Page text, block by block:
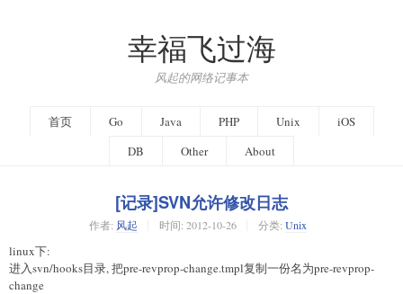
幸福飞过海
风起的网络记事本
首页 Go Java PHP Unix
iOS
DB
Other About
[记录]SVN允许修改日志
作者: 风起 时间: 2012-10-26 分类: Unix
linux下:
进入svn/hooks目录, 把pre-revprop-change.tmpl复制一份名为pre-revprop-
change